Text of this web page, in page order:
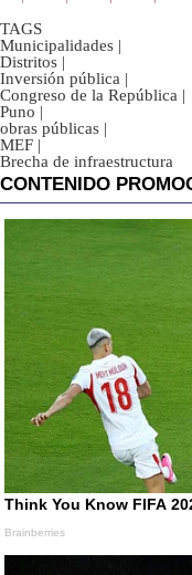
TAGS
Municipalidades |
Distritos |
Inversión pública |
Congreso de la República |
Puno |
obras públicas |
MEF |
Brecha de infraestructura